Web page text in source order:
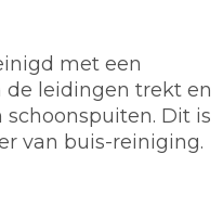
met een
leidingen trekt en
Dit is
van buis-reiniging.